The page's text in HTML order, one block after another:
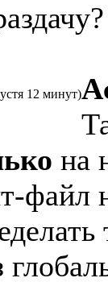
12 минут)
на
файл